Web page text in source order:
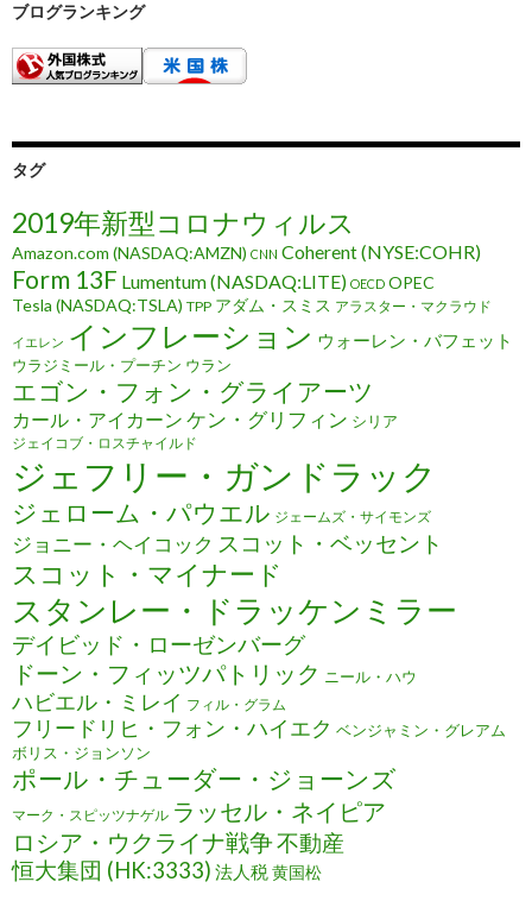
ブログランキング
タグ
2019年新型コロナウィルス
Amazon.com (NASDAQ:AMZN) CNN Coherent (NYSE:COHR)
Form 13F Lumentum (NASDAQ:LITE) OECD OPEC
Tesla (NASDAQ:TSLA) TPP アダム・スミス アラスター・マクラウド
イエレン インフレーション ウォーレン・バフェット
ウラジミール・プーチン ウラン
エゴン・フォン・グライアーツ
カール・アイカーン ケン・グリフィン シリア
ジェイコブ・ロスチャイルド
ジェフリー・ガンドラック
ジェローム・パウエル ジェームズ・サイモンズ
ジョニー・ヘイコック スコット・ベッセント
スコット・マイナード
スタンレー・ドラッケンミラー
デイビッド・ローゼンバーグ
ドーン・フィッツパトリック ニール・ハウ
ハビエル・ミレイ フィル・グラム
フリードリヒ・フォン・ハイエク ベンジャミン・グレアム
ボリス・ジョンソン
ポール・チューダー・ジョーンズ
マーク・スピッツナゲル ラッセル・ネイピア
ロシア・ウクライナ戦争不動産
恒大集団 (HK:3333) 法人税黄国松